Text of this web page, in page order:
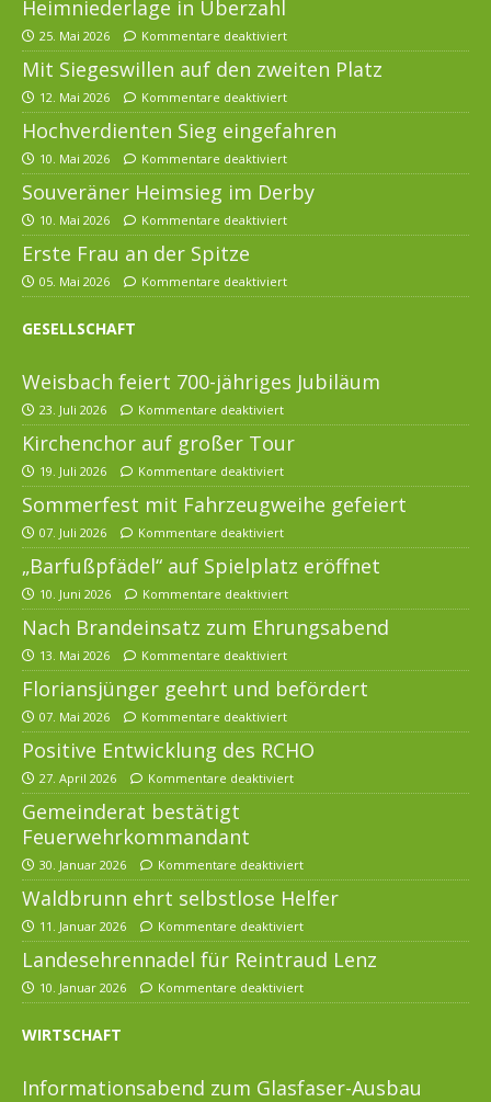
Heimniederlage in Überzahl
25. Mai 2026 Kommentare deaktiviert
Mit Siegeswillen auf den zweiten Platz
12. Mai 2026 Kommentare deaktiviert
Hochverdienten Sieg eingefahren
10. Mai 2026 Kommentare deaktiviert
Souveräner Heimsieg im Derby
10. Mai 2026 Kommentare deaktiviert
Erste Frau an der Spitze
05. Mai 2026 Kommentare deaktiviert
GESELLSCHAFT
Weisbach feiert 700-jähriges Jubiläum
23. Juli 2026 Kommentare deaktiviert
Kirchenchor auf großer Tour
19. Juli 2026 Kommentare deaktiviert
Sommerfest mit Fahrzeugweihe gefeiert
07. Juli 2026 Kommentare deaktiviert
„Barfußpfädel“ auf Spielplatz eröffnet
10. Juni 2026 Kommentare deaktiviert
Nach Brandeinsatz zum Ehrungsabend
13. Mai 2026 Kommentare deaktiviert
Floriansjünger geehrt und befördert
07. Mai 2026 Kommentare deaktiviert
Positive Entwicklung des RCHO
27. April 2026 Kommentare deaktiviert
Gemeinderat bestätigt
Feuerwehrkommandant
30. Januar 2026 Kommentare deaktiviert
Waldbrunn ehrt selbstlose Helfer
11. Januar 2026 Kommentare deaktiviert
Landesehrennadel für Reintraud Lenz
10. Januar 2026 Kommentare deaktiviert
WIRTSCHAFT
Informationsabend zum Glasfaser-Ausbau